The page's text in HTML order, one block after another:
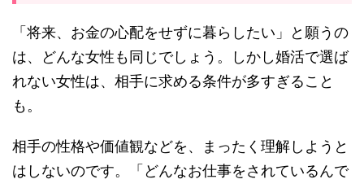
「将来、お金の心配をせずに暮らしたい」と願うの
は、どんな女性も同じでしょう。しかし婚活で選ば
れない女性は、相手に求める条件が多すぎること
も。
相手の性格や価値観などを、まったく理解しようと
はしないのです。「どんなお仕事をされているんで